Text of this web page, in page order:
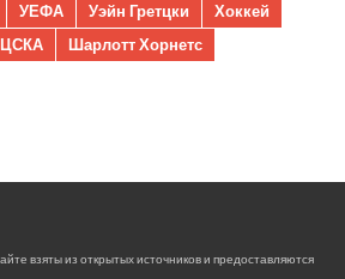
УЕФА Уэйн Гретцки
Хоккей
ЦСКА Шарлотт Хорнетс
взяты из открытых источников и предоставляются